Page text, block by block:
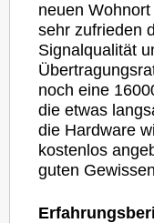
neuen
sehr zufrieden
Signalqualität
noch eine
die etwas
die Hardware
kostenlos
guten